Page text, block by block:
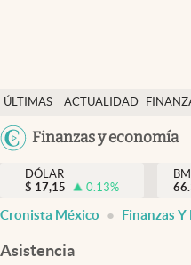
ÚLTIMAS
NOTICIAS
ACTUALIDAD
Finanzas y economía
Actualidad
Finanzas y economía
Dólar y mercados
DÓLAR
$ 17,15 0.13%
Cronista México Finanzas
Asistencia